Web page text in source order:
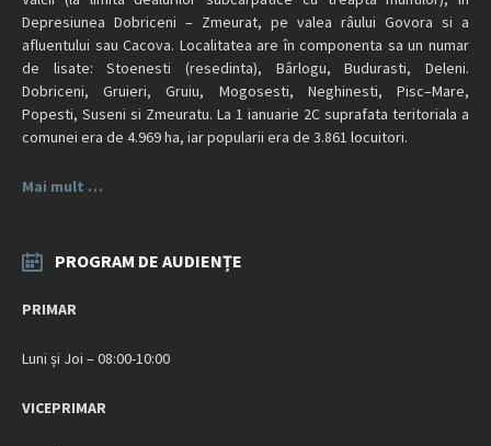
Depresiunea Dobriceni – Zmeurat, pe valea râului Govora si a
afluentului sau Cacova. Localitatea are în componenta sa un numar
de lisate: Stoenesti (resedinta), Bârlogu, Budurasti, Deleni.
Dobriceni, Gruieri, Gruiu, Mogosesti, Neghinesti, Pisc–Mare,
Popesti, Suseni si Zmeuratu. La 1 ianuarie 2C suprafata teritoriala a
comunei era de 4.969 ha, iar popularii era de 3.861 locuitori.
Mai mult …
PROGRAM DE AUDIENȚE
PRIMAR
Luni și Joi – 08:00-10:00
VICEPRIMAR